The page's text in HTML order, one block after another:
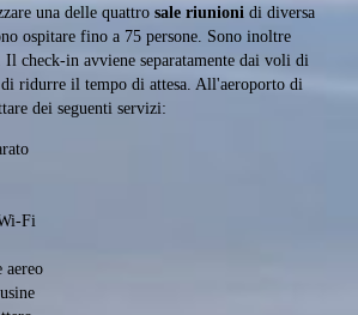
una delle quattro sale riunioni di diversa
ospitare fino a 75 persone. Sono inoltre
Il check-in avviene separatamente dai voli di
di ridurre il tempo di attesa. All'aeroporto di
dei seguenti servizi:
Fi
aereo